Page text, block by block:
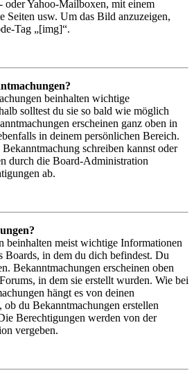
oder Yahoo-Mailboxen, mit einem
Seiten usw. Um das Bild anzuzeigen,
Tag „[img]“.
beinhalten wichtige
solltest du sie so bald wie möglich
erscheinen ganz oben in
in deinem persönlichen Bereich.
schreiben kannst oder
durch die Board-Administration
ab.
beinhalten meist wichtige Informationen
Boards, in dem du dich befindest. Du
Bekanntmachungen erscheinen oben
in dem sie erstellt wurden. Wie bei
hängt es von deinen
ob du Bekanntmachungen erstellen
Berechtigungen werden von der
vergeben.